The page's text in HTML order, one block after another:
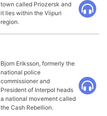
town called Priozersk and
it lies within the Viipuri
region.
Bjorn Eriksson, formerly the
national police
commissioner and
President of Interpol heads
a national movement called
the Cash Rebellion.